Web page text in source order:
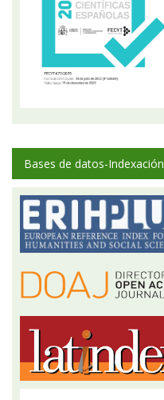
Bases de datos-Indexación